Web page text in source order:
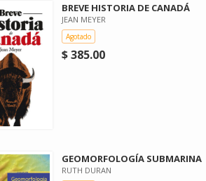
BREVE HISTORIA DE CANADÁ
JEAN MEYER
Agotado
$ 385.00
GEOMORFOLOGÍA SUBMARINA
RUTH DURAN